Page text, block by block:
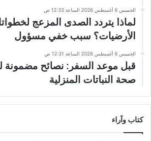
الخميس 6 أغسطس 2026 الساعة 12:33 ص
لماذا يتردد الصدى المزعج
الأرضيات؟ سبب خفي مسؤول
الخميس 6 أغسطس 2026 الساعة 12:31 ص
قبل موعد السفر: نصائح مضمونة
صحة النباتات المنزلية
كتاب وآراء